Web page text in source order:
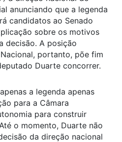
anunciando que a legenda
candidatos ao Senado
sobre os motivos
decisão. A posição
portanto, põe fim
Duarte concorrer.
a legenda apenas
para a Câmara
para construir
o momento, Duarte não
da direção nacional